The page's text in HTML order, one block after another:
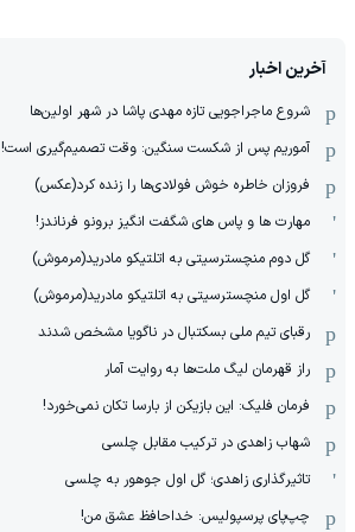
آخرین اخبار
شروع ماجراجویی تازه مهدی پاشا در شهر اولین‌ها
آموریم پس از شکست سنگین: وقت تصمیم‌گیری است!
فروزان خاطره خوش فولادی‌ها را زنده کرد(عکس)
مهارت ها و پاس های شگفت انگیز برونو فرناندز!
گل دوم منچسترسیتی به اتلتیکو مادرید(مرموش)
گل اول منچسترسیتی به اتلتیکو مادرید(مرموش)
رقبای تیم ملی بسکتبال در ناگویا مشخص‌ شدند
راز قهرمان لیگ ملت‌ها به روایت آمار
فرمان فلیک: این بازیکن از بارسا تکان نمی‌خورد!
شهاب زاهدی در ترکیب مقابل چلسی
تاثیرگذاری زاهدی؛ گل اول جوهور به چلسی
چپ‌پای پرسپولیس: خداحافظ عشق من!